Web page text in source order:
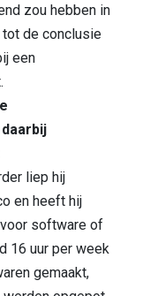
zou hebben in
de conclusie
een
liep hij
en heeft hij
software of
16 uur per week
gemaakt,